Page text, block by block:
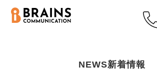
NEWS新着情報